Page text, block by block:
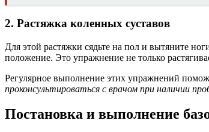
2. Растяжка коленных суставов
Для этой растяжки сядьте на пол и вытяните
положение. Это упражнение не только
Регулярное выполнение этих упражнений
проконсультироваться с врачом при наличии
Постановка и выполнение